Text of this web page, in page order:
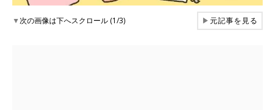
▼次の画像は下へスクロール (1/3) ▶元記事を見る